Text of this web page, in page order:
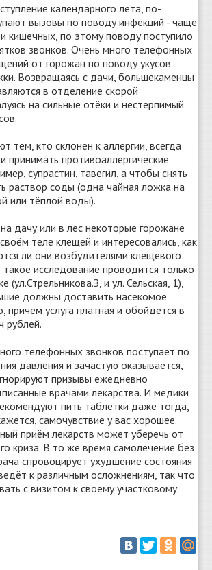
календарного лета, по-
вызовы по поводу инфекций - чаще
кишечных, по этому поводу поступило
звонков. Очень много телефонных
от горожан по поводу укусов
Возвращаясь с дачи, большекаменцы
в отделение скорой
на сильные отёки и нестерпимый
тем, кто склонен к аллергии, всегда
принимать противоаллергические
супрастин, тавегил, а чтобы снять
раствор соды (одна чайная ложка на
или тёплой воды).
дачу или в лес некоторые горожане
теле клещей и интересовались, как
ли они возбудителями клещевого
исследование проводится только
(ул.Стрельникова.З, и ул. Сельская, 1),
должны доставить насекомое
причём услуга платная и обойдётся в
рублей.
телефонных звонков поступает по
давления и зачастую оказывается,
призывы ежедневно
врачами лекарства. И медики
пить таблетки даже тогда,
самочувствие у вас хорошее.
приём лекарств может уберечь от
криза. В то же время самолечение без
спровоцирует ухудшение состояния
к различным осложнениям, так что
с визитом к своему участковому